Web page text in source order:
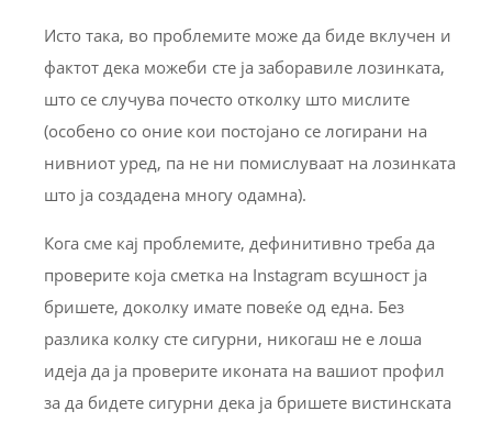
Исто така, во проблемите може да биде вклучен и
фактот дека можеби сте ја заборавиле лозинката,
што се случува почесто отколку што мислите
(особено со оние кои постојано се логирани на
нивниот уред, па не ни помислуваат на лозинката
што ја создадена многу одамна).
Кога сме кај проблемите, дефинитивно треба да
проверите која сметка на Instagram всушност ја
бришете, доколку имате повеќе од една. Без
разлика колку сте сигурни, никогаш не е лоша
идеја да ја проверите иконата на вашиот профил
за да бидете сигурни дека ја бришете вистинската